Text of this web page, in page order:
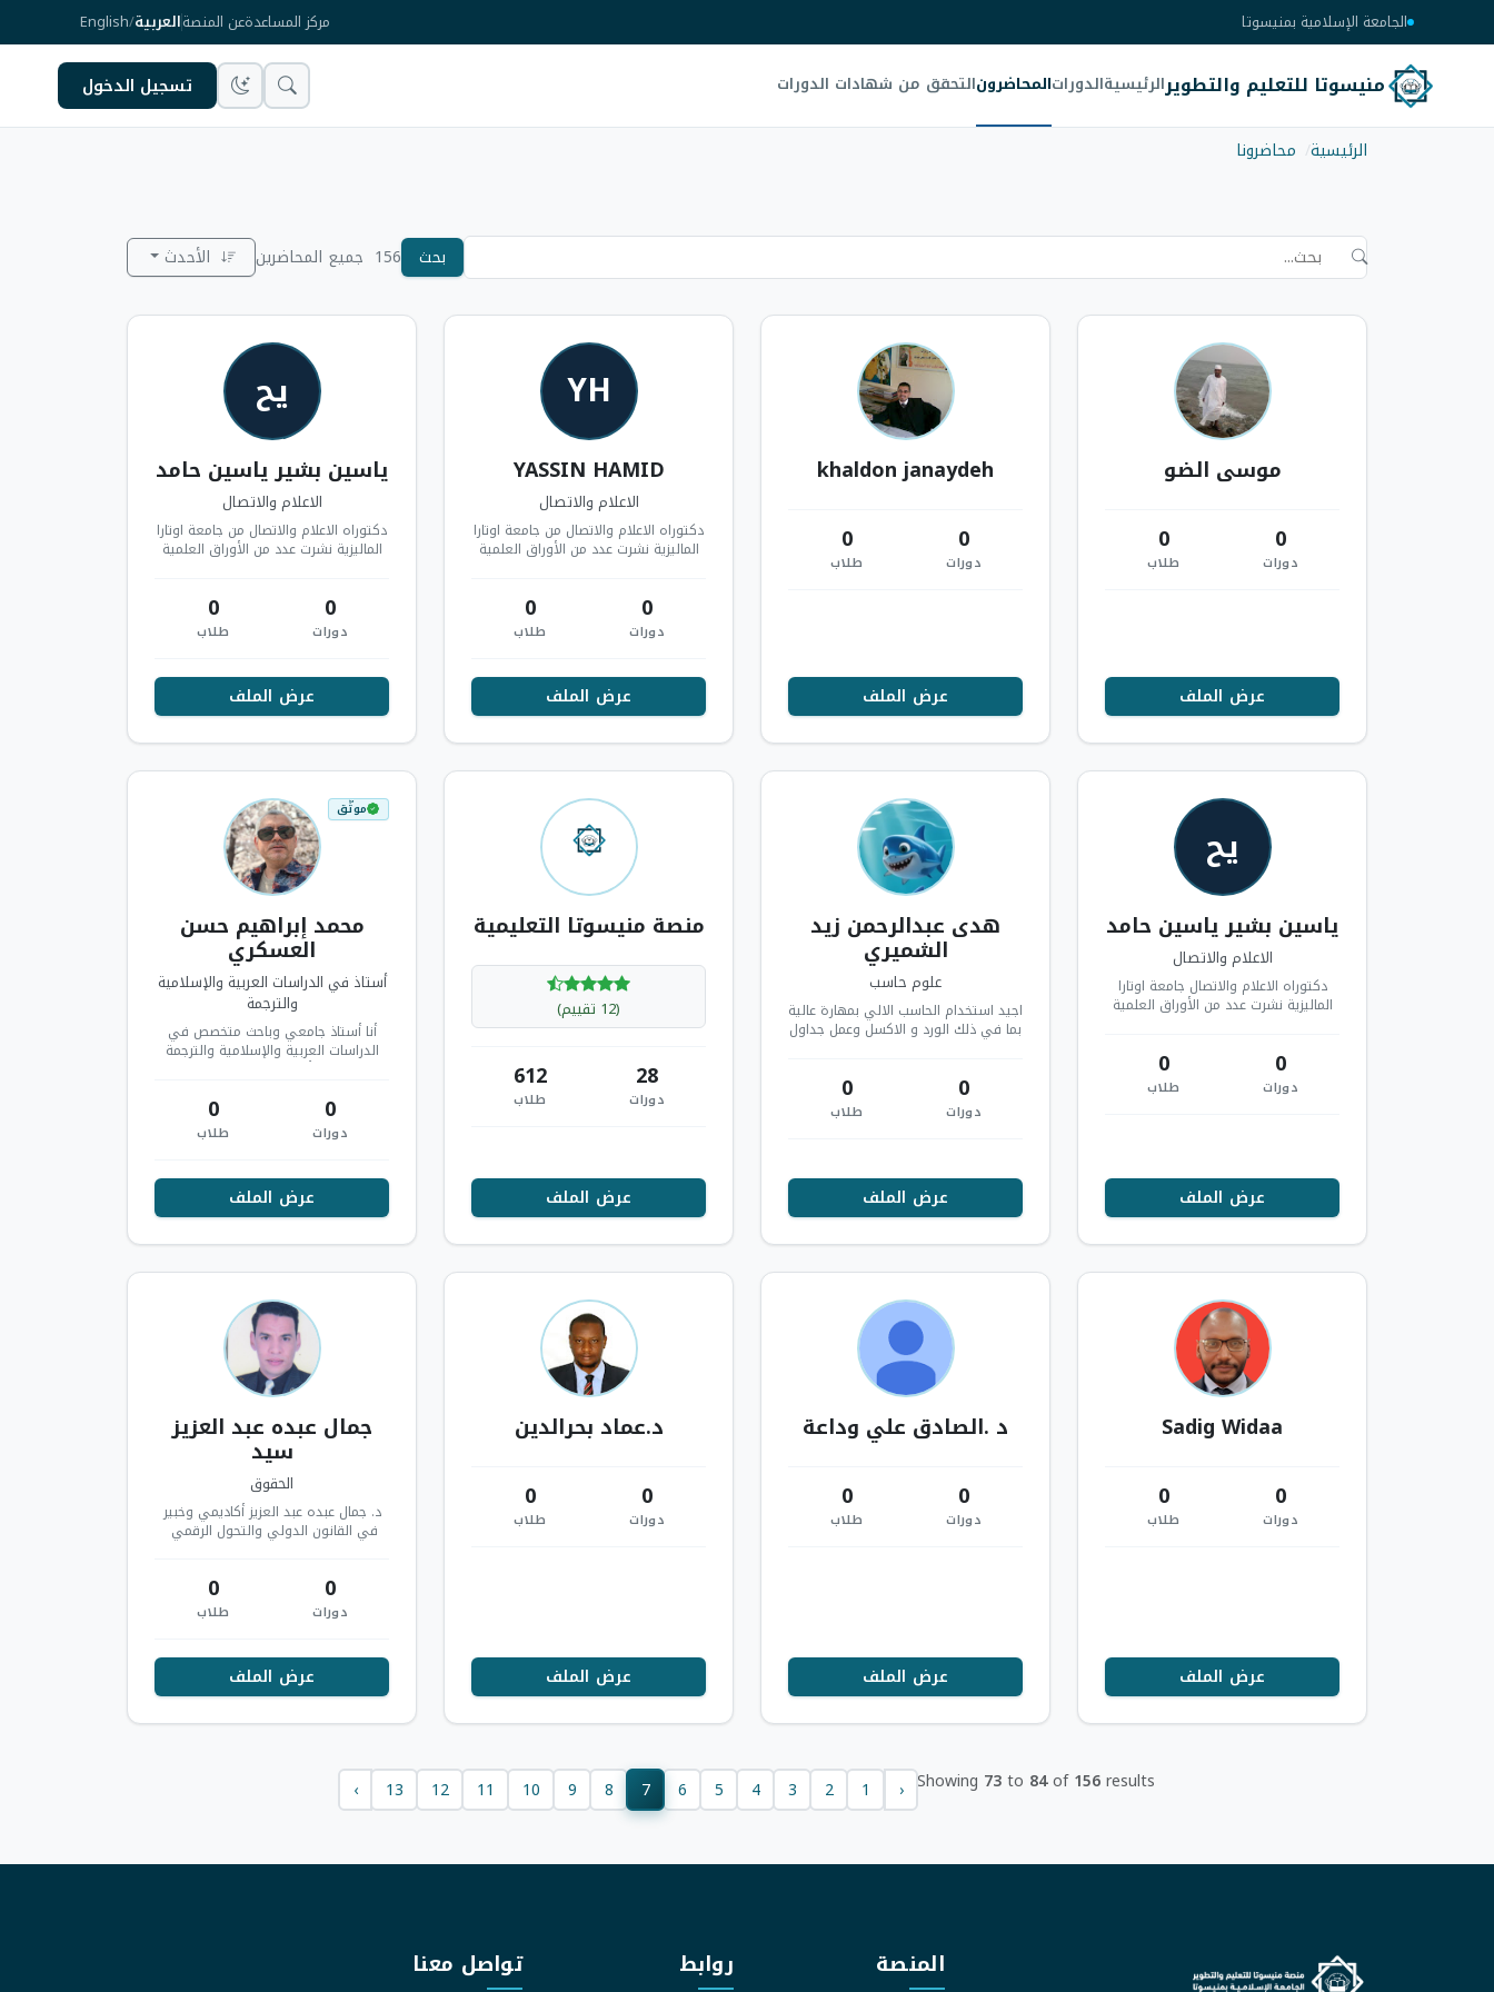
الجامعة الإسلامية بمنيسوتا مركز المساعدةعن المنصةالعربية/
English
منيسوتا للتعليم والتطويرالرئيسيةالدوراتالمحاضرونالتحقق من شهادات الدورات تسجيل الدخول
الرئيسية محاضرونا
محاضرونا بحث 156 جميع المحاضرين
موسى الضو
0
دورات
0
طلاب
عرض الملف
khaldon janaydeh
0
دورات
0
طلاب
عرض الملف
YH
YASSIN HAMID
الاعلام والاتصال
دكتوراه الاعلام والاتصال من جامعة اوتارا
الماليزية نشرت عدد من الأوراق العلمية
0
دورات
0
طلاب
عرض الملف
يح
ياسين بشير ياسين حامد
الاعلام والاتصال
دكتوراه الاعلام والاتصال من جامعة اوتارا
الماليزية نشرت عدد من الأوراق العلمية
0
دورات
0
طلاب
عرض الملف
يح
ياسين بشير ياسين حامد
الاعلام والاتصال
دكتوراه الاعلام والاتصال جامعة اوتارا
الماليزية نشرت عدد من الأوراق العلمية
0
دورات
0
طلاب
عرض الملف
هدى عبدالرحمن زيد
الشميري
علوم حاسب
اجيد استخدام الحاسب الالي بمهارة عالية
بما في ذلك الورد و الاكسل وعمل جداول
0
دورات
0
طلاب
عرض الملف
منصة منيسوتا التعليمية
التقييم 4.8 / 5 , 12 تقييم(12 تقييم)
28
دورات
612
طلاب
عرض الملف
موثّق
محمد إبراهيم حسن
العسكري
أستاذ في الدراسات العربية والإسلامية
والترجمة
أنا أستاذ جامعي وباحث متخصص في
الدراسات العربية والإسلامية والترجمة
والتفسير، وأتمتع بخبرة دولية تزيد عن
0
دورات
0
طلاب
عرض الملف
Sadig Widaa
0
دورات
0
طلاب
عرض الملف
د .الصادق علي وداعة
0
دورات
0
طلاب
عرض الملف
د.عماد بحرالدين
0
دورات
0
طلاب
عرض الملف
جمال عبده عبد العزيز
سيد
الحقوق
د. جمال عبده عبد العزيز أكاديمي وخبير
في القانون الدولي والتحول الرقمي ​
أستاذ قانون بوزارة التعليم العالي،
0
دورات
0
طلاب
عرض الملف
Showing 73to 84of156results
‹
1
2
3
4
5
6
7
8
9
10
11
12
13
›
المنصة روابط تواصل معنا